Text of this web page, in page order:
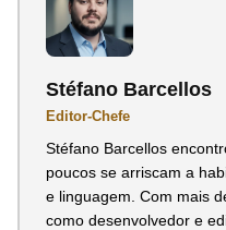
Stéfano Barcellos
Editor-Chefe
Stéfano Barcellos
poucos se arriscam a
e linguagem. Com mais
como desenvolvedor e